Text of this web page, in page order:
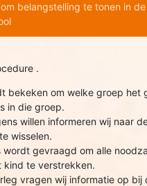
belangstelling te tonen in
.
bekeken om welke groep het
in die groep.
willen informeren wij naar
wisselen.
wordt gevraagd om alle
kind te verstrekken.
vragen wij informatie op bij